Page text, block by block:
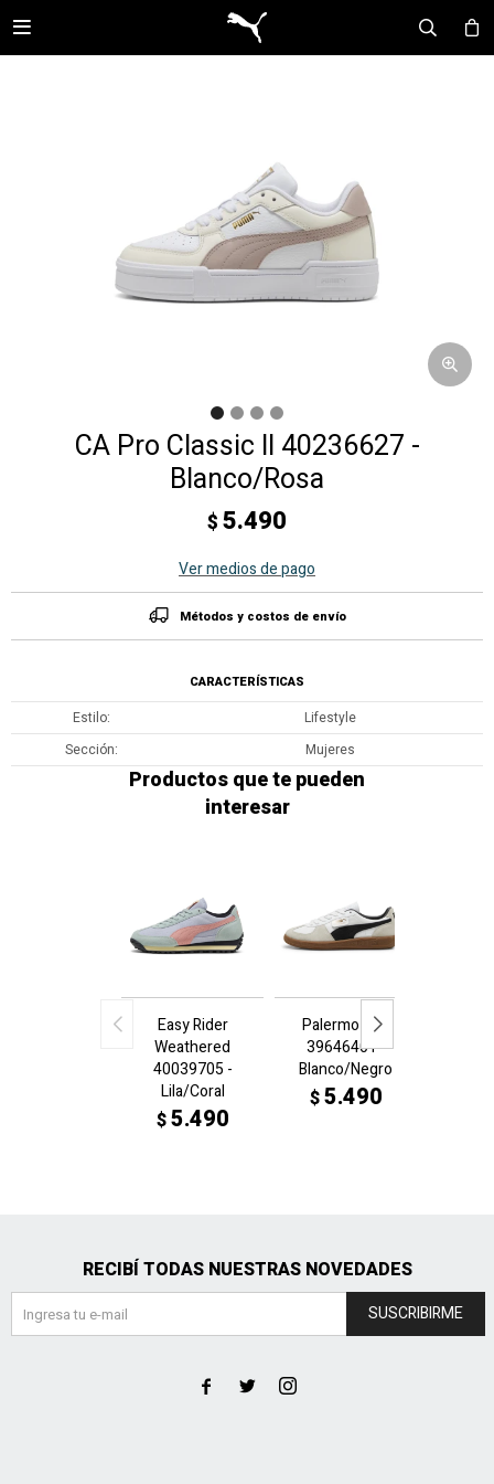

CA Pro Classic II 40236627 -
Blanco/Rosa
$ 5.490
Ver medios de pago
Métodos y costos de envío
CARACTERÍSTICAS
Estilo
Lifestyle
Sección
Mujeres
Productos que te pueden
interesar
Easy Rider
Weathered
40039705 -
Lila/Coral
$5.490
Palermo LTH
39646401 -
Blanco/Negro
$5.490
RECIBÍ TODAS NUESTRAS NOVEDADES
SUSCRIBIRME
  